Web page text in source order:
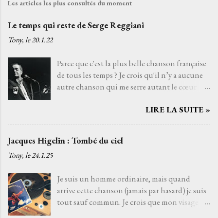
Les articles les plus consultés du moment
Le temps qui reste de Serge Reggiani
Tony, le20.1.22
Parce que c'est la plus belle chanson française
de tous les temps ? Je crois qu'il n’y a aucune
autre chanson qui me serre autant le cœur
un texte de Jean-Loup Dabadie et une très
interprète me rappelle celle d'un grand-père
choisie parce que choisir Serge Reggiani, c’est
choisir l'un des moyens le plus sûr pour éviter
les jets de pierres des pédants du monde de la
LIRE LA SUITE »
Jacques Higelin : Tombé du ciel
Tony, le24.1.25
Je suis un homme ordinaire, mais quand
arrive cette chanson (jamais par hasard) je suis
tout sauf commun. Je crois que mon visage